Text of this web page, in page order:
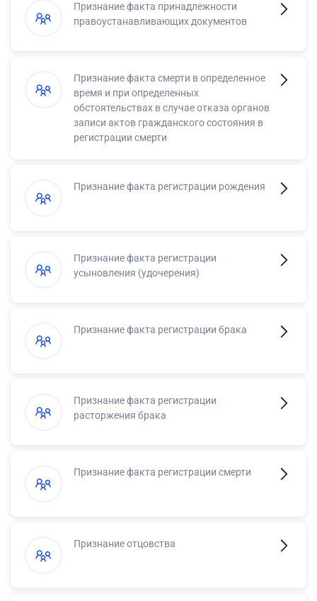
Признание факта принадлежности
правоустанавливающих документов
Признание факта смерти в определенное
время и при определенных
обстоятельствах в случае отказа органов
записи актов гражданского состояния в
регистрации смерти
Признание факта регистрации рождения
Признание факта регистрации
усыновления (удочерения)
Признание факта регистрации брака
Признание факта регистрации
расторжения брака
Признание факта регистрации смерти
Признание отцовства